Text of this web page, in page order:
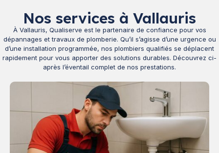
Nos services à Vallauris
À Vallauris, Qualiserve est le partenaire de confiance pour vos
dépannages et travaux de plomberie. Qu’il s’agisse d’une urgence ou
d’une installation programmée, nos plombiers qualifiés se déplacent
rapidement pour vous apporter des solutions durables. Découvrez ci-
après l’éventail complet de nos prestations.